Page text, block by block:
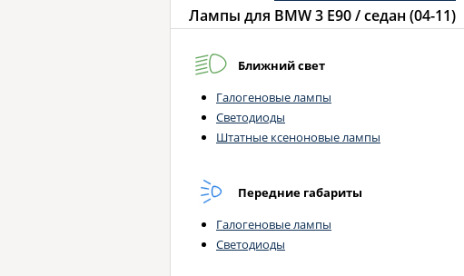
Лампы для BMW 3 E90 / седан (04-11)
Ближний свет
Галогеновые лампы
Светодиоды
Штатные ксеноновые лампы
Передние габариты
Галогеновые лампы
Светодиоды